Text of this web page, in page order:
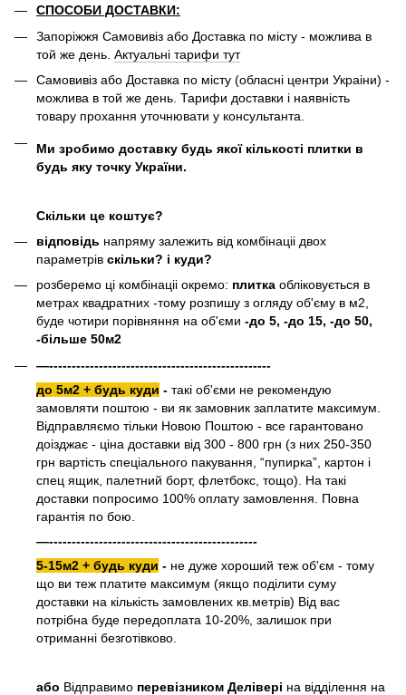
СПОСОБИ ДОСТАВКИ:
Запоріжжя Самовивіз або Доставка по місту - можлива в
той же день. Актуальні тарифи тут
Самовивіз або Доставка по місту (обласні центри Украіни) -
можлива в той же день. Тарифи доставки і наявність
товару прохання уточнювати у консультанта.
Ми зробимо доставку будь якої кількості плитки в
будь яку точку України.
Скільки це коштує?
відповідь напряму залежить від комбінаціі двох
параметрів скільки? і куди?
розберемо ці комбінаціі окремо: плитка обліковується в
метрах квадратних -тому розпишу з огляду об'єму в м2,
буде чотири порівняння на об'єми -до 5, -до 15, -до 50,
-більше 50м2
—-------------------------------------------------
до 5м2 + будь куди - такі об'єми не рекомендую
замовляти поштою - ви як замовник заплатите максимум.
Відправляємо тільки Новою Поштою - все гарантовано
доізджає - ціна доставки від 300 - 800 грн (з них 250-350
грн вартість спеціального пакування, “пупирка”, картон і
спец ящик, палетний борт, флетбокс, тощо). На такі
доставки попросимо 100% оплату замовлення. Повна
гарантія по бою.
—----------------------------------------------
5-15м2 + будь куди - не дуже хороший теж об'єм - тому
що ви теж платите максимум (якщо поділити суму
доставки на кількість замовлених кв.метрів) Від вас
потрібна буде передоплата 10-20%, залишок при
отриманні безготівково.
або Відправимо перевізником Делівері на відділення на